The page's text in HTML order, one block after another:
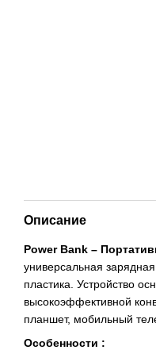
Описание
Power Bank –
универсальная
пластика. Устройство
высокоэффективной
планшет, мобильный
Особенности :